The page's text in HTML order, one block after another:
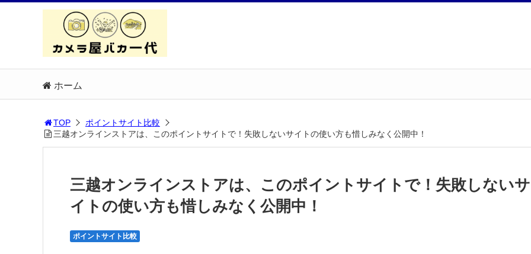
ホーム
TOP
ポイントサイト比較
三越オンラインストアは、このポイントサイトで！失敗しないサイトの使い方も惜しみなく公開中！
三越オンラインストアは、このポイントサイトで！失敗しないサ
イトの使い方も惜しみなく公開中！
ポイントサイト比較